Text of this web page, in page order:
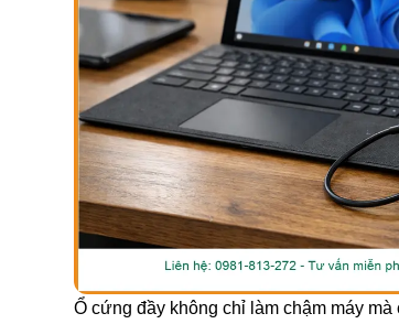
Ổ cứng đầy không chỉ làm chậm máy